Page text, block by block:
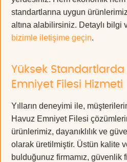
standartlarına uygun
altına alabilirsiniz. Detaylı bilgi
bizimle iletişime geçin.
Yüksek Standartlarda
Emniyet Filesi Hizmeti
Yılların deneyimi ile,
Havuz Emniyet Filesi
ürünlerimiz, dayanıklılık ve
olarak üretilmiştir. Üstün kalite
bulduğunuz firmamız, güvenlik